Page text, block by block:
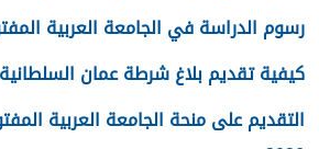
رسوم الدراسة في الجامعة العربية
كيفية تقديم بلاغ شرطة عمان السلطانية 2026
التقديم على منحة الجامعة العربية